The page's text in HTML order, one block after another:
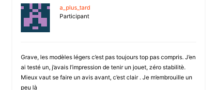
a_plus_tard
Participant
Grave, les modèles légers c’est pas toujours top pas compris. J’en
ai testé un, j’avais l’impression de tenir un jouet, zéro stabilitè.
Mieux vaut se faire un avis avant, c’est clair . Je m’embrouille un
peu là